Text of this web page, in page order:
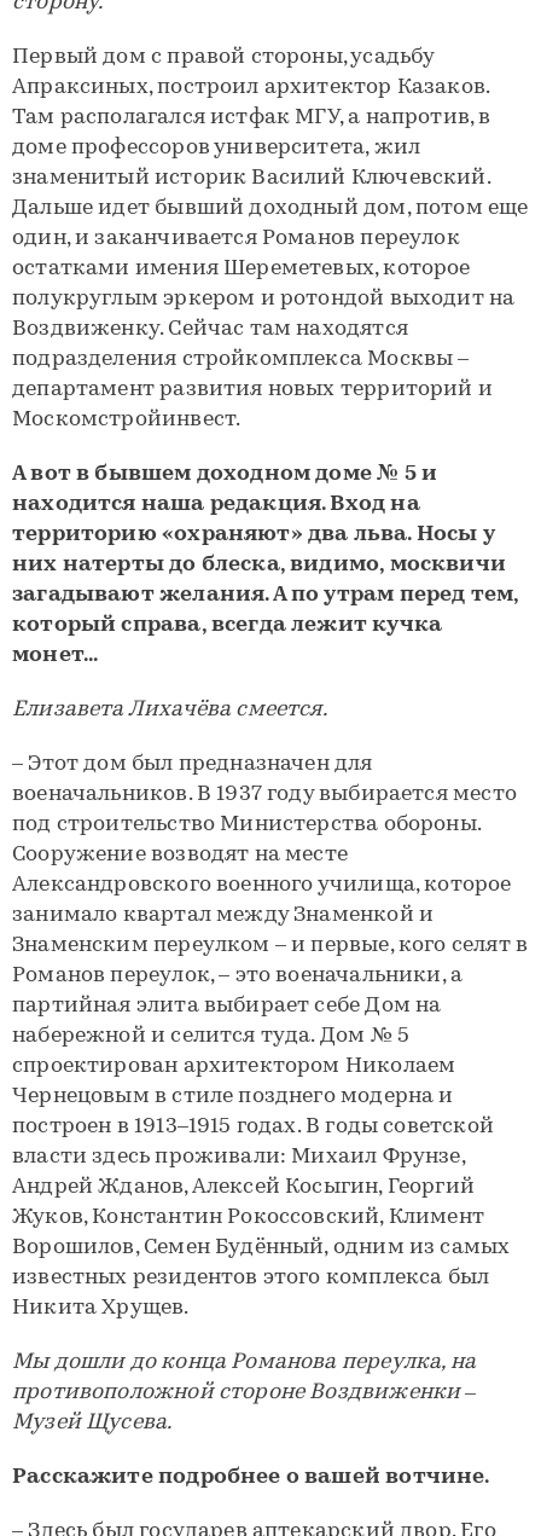
Первый дом с правой стороны, усадьбу
Апракcиных, построил архитектор Казаков.
Там располагался истфак МГУ, а напротив, в
доме профессоров университета, жил
знаменитый историк Василий Ключевский.
Дальше идет бывший доходный дом, потом еще
один, и заканчивается Романов переулок
остатками имения Шереметевых, которое
полукруглым эркером и ротондой выходит на
Воздвиженку. Сейчас там находятся
подразделения стройкомплекса Москвы –
департамент развития новых территорий и
Москомстройинвест.
А вот в бывшем доходном доме № 5 и
находится наша редакция. Вход на
территорию «охраняют» два льва. Носы у
них натерты до блеска, видимо, москвичи
загадывают желания. А по утрам перед тем,
который справа, всегда лежит кучка
монет...
Елизавета Лихачёва смеется.
– Этот дом был предназначен для
военачальников. В 1937 году выбирается место
под строительство Министерства обороны.
Сооружение возводят на месте
Александровского военного училища, которое
занимало квартал между Знаменкой и
Знаменским переулком – и первые, кого селят в
Романов переулок, – это военачальники, а
партийная элита выбирает себе Дом на
набережной и селится туда. Дом № 5
спроектирован архитектором Николаем
Чернецовым в стиле позднего модерна и
построен в 1913–1915 годах. В годы советской
власти здесь проживали: Михаил Фрунзе,
Андрей Жданов, Алексей Косыгин, Георгий
Жуков, Константин Рокоссовский, Климент
Ворошилов, Семен Будённый, одним из самых
известных резидентов этого комплекса был
Никита Хрущев.
Мы дошли до конца Романова переулка, на
противоположной стороне Воздвиженки –
Музей Щусева.
Расскажите подробнее о вашей вотчине.